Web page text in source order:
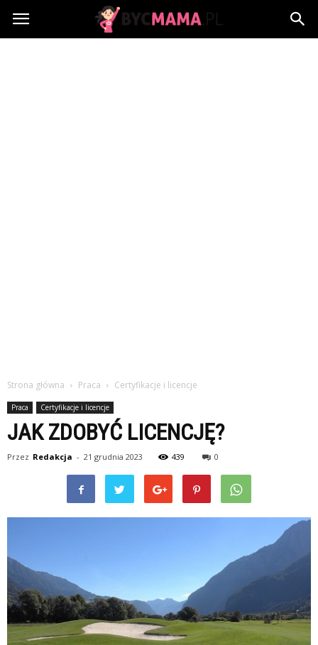
BycMama.pl
Strona główna Praca Certyfikacje i licencje
Praca Certyfikacje i licencje
JAK ZDOBYĆ LICENCJĘ?
Przez Redakcja - 21 grudnia 2023 439 0